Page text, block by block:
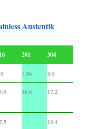
Austentik
201 304
7.86 8.0
16.6 17.2
18.4